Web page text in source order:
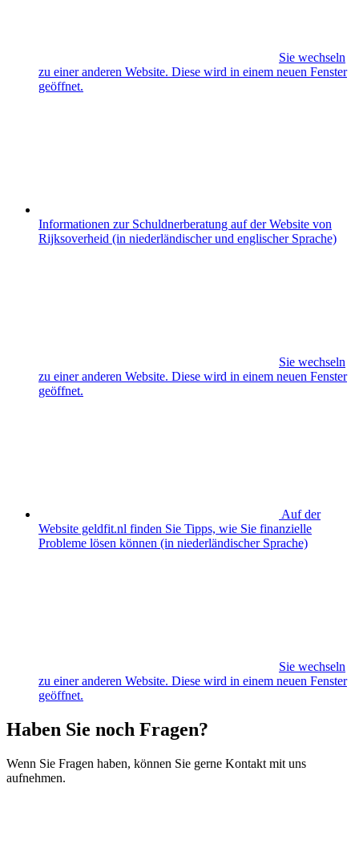
Sie wechseln
zu einer anderen Website. Diese wird in einem neuen Fenster
geöffnet.
Informationen zur Schuldnerberatung auf der Website von
Rijksoverheid (in niederländischer und englischer Sprache)
Sie wechseln
zu einer anderen Website. Diese wird in einem neuen Fenster
geöffnet.
Auf der
Website geldfit.nl finden Sie Tipps, wie Sie finanzielle
Probleme lösen können (in niederländischer Sprache)
Sie wechseln
zu einer anderen Website. Diese wird in einem neuen Fenster
geöffnet.
Haben Sie noch Fragen?
Wenn Sie Fragen haben, können Sie gerne Kontakt mit uns
aufnehmen.